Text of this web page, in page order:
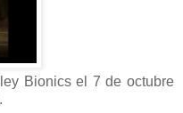
Bionics el 7 de octubre